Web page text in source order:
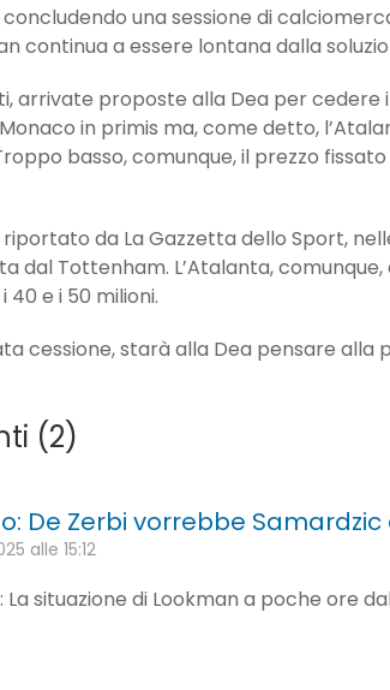
concludendo una sessione di
continua a essere lontana dalla
arrivate proposte alla Dea per
in primis ma, come detto,
basso, comunque, il prezzo
da La Gazzetta dello Sport,
dal Tottenham. L’Atalanta,
e i 50 milioni.
cessione, starà alla Dea pensare alla
(2)
De Zerbi vorrebbe
alle 15:12
La situazione di Lookman a poche ore